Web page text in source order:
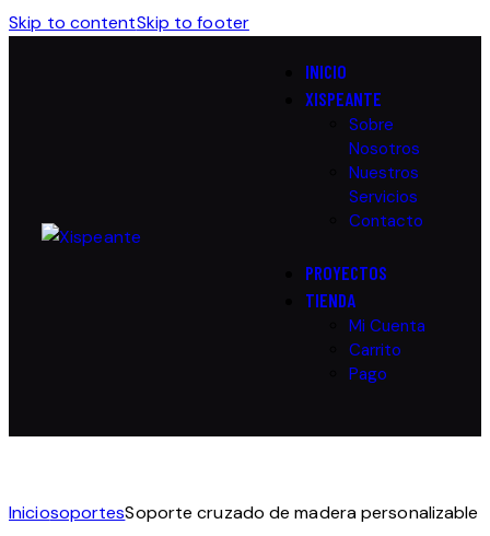
Skip to contentSkip to footer
INICIO
XISPEANTE
Sobre
Nosotros
Nuestros
Servicios
Contacto
PROYECTOS
TIENDA
Mi Cuenta
Carrito
Pago
IniciosoportesSoporte cruzado de madera personalizable